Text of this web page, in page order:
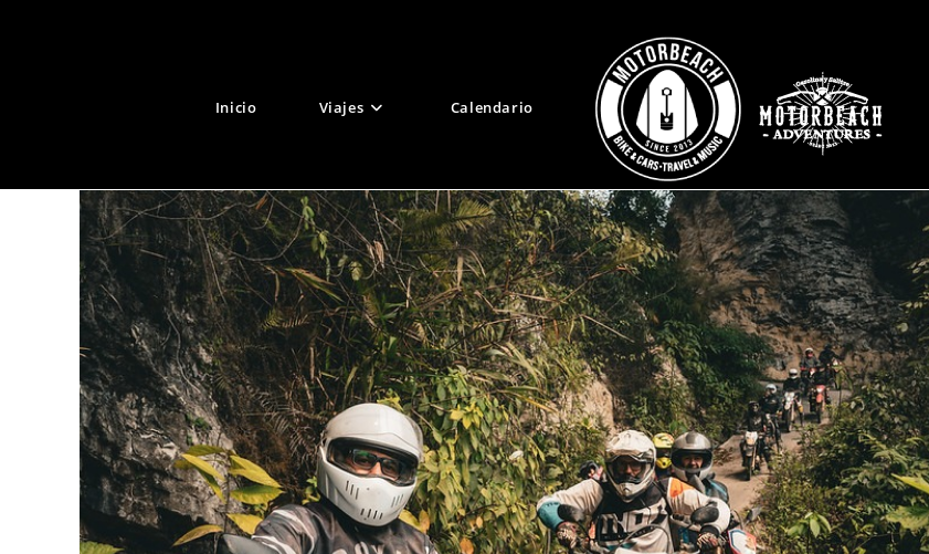
Inicio Viajes Calendario